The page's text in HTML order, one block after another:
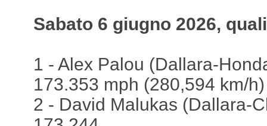
Sabato 6 giugno 2026,
1 - Alex Palou (Dallara-
173.353 mph (280,594 km/h)
2 - David Malukas (Dallara-